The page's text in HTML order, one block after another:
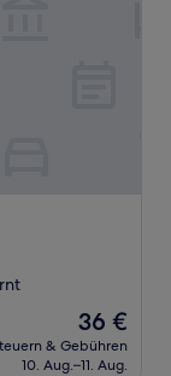
Der
Preis
beträgt
36 €
& Gebühren
10. Aug.–11. Aug.